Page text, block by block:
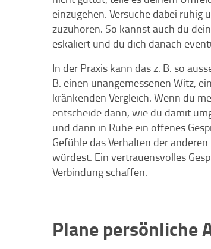
einzugehen. Versuche dabei ruhig
zuzuhören. So kannst auch du
eskaliert und du dich danach
In der Praxis kann das z. B. so
B. einen unangemessenen Witz,
kränkenden Vergleich. Wenn du
entscheide dann, wie du damit
und dann in Ruhe ein offenes
Gefühle das Verhalten der
würdest. Ein vertrauensvolles
Verbindung schaffen.
Plane persönliche